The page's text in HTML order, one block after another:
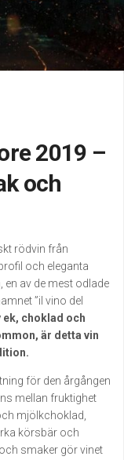
2019 –
och
rödvin från
och eleganta
en av de mest odlade
”il vino del
ek, choklad och
är detta vin
för den årgången
mellan fruktighet
mjölkchoklad,
körsbär och
smaker gör vinet